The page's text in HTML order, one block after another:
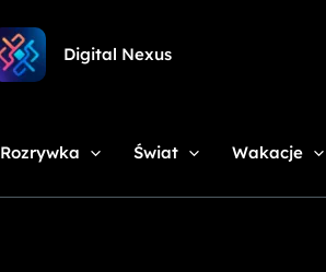
Digital Nexus
Rozrywka Świat Wakacje